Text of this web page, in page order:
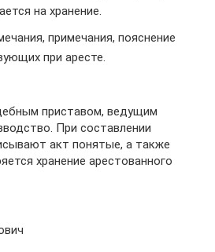
на хранение.
примечания, пояснение
при аресте.
приставом, ведущим
При составлении
акт понятые, а также
хранение арестованного